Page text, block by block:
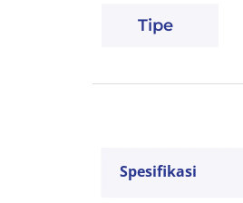
Tipe
Spesifikasi